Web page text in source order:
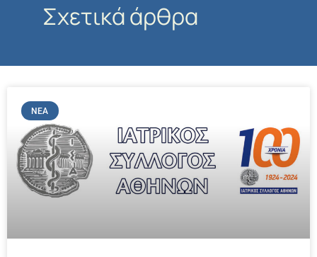
Σχετικά άρθρα
ΝΈΑ